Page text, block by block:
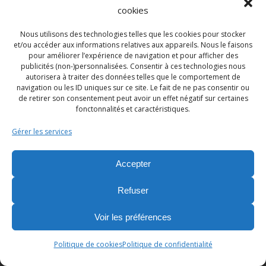
cookies
Nous utilisons des technologies telles que les cookies pour stocker
et/ou accéder aux informations relatives aux appareils. Nous le faisons
pour améliorer l’expérience de navigation et pour afficher des
publicités (non-)personnalisées. Consentir à ces technologies nous
autorisera à traiter des données telles que le comportement de
navigation ou les ID uniques sur ce site. Le fait de ne pas consentir ou
de retirer son consentement peut avoir un effet négatif sur certaines
fonctonnalités et caractéristiques.
Gérer les services
Accepter
Refuser
Voir les préférences
Politique de cookiesPolitique de confidentialité
pâtisseries et macarons Darcis, glace artisanale
emblématiques de la Maison.
Rendez-vous Rue des Dominicains 20, à
Liège.
#BelgianChocolate#chocolat #chocolate
#madeinbelgium#chocolatliege
#boutiquephysique
Avec le soutien de laSociété Royale Le
#commerceliege#shopping
#soutenonsnoscommerçants
#commercedeproximite
#wallonie #liegeois#tousessentiels
OPTIMEISE
0.0(0)€€ €€ Populaire
0469284225
Banques, assurances, finances +1 28
Copyright © 2026 Commerce Liège | Développement et
support par WeBNC, We Boost your Network
Communication